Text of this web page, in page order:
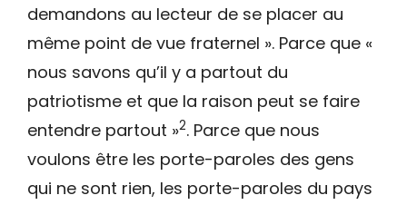
demandons au lecteur de se placer au
même point de vue fraternel ». Parce que «
nous savons qu’il y a partout du
patriotisme et que la raison peut se faire
entendre partout »2. Parce que nous
voulons être les porte-paroles des gens
qui ne sont rien, les porte-paroles du pays